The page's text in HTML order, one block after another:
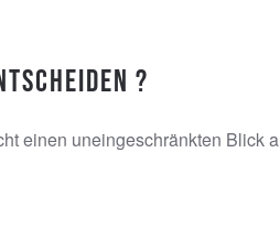
?
einen uneingeschränkten Blick